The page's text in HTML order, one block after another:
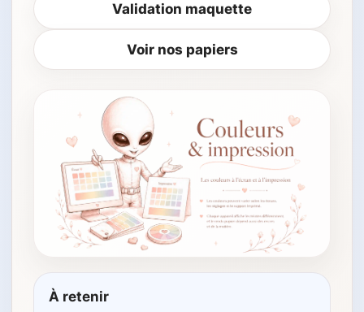
Validation maquette
Voir nos papiers
À retenir